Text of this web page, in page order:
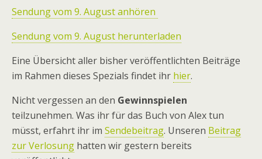
Sendung vom 9. August anhören
Sendung vom 9. August herunterladen
Eine Übersicht aller bisher veröffentlichten Beiträge
im Rahmen dieses Spezials findet ihr hier.
Nicht vergessen an den Gewinnspielen
teilzunehmen. Was ihr für das Buch von Alex tun
müsst, erfahrt ihr im Sendebeitrag. Unseren Beitrag
zur Verlosung hatten wir gestern bereits